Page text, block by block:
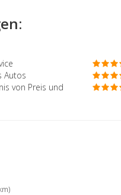
Autos
von Preis und